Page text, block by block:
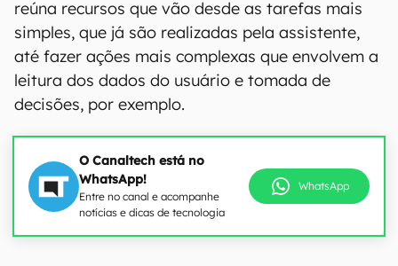
reúna recursos que vão desde as tarefas mais
simples, que já são realizadas pela assistente,
até fazer ações mais complexas que envolvem a
leitura dos dados do usuário e tomada de
decisões, por exemplo.
O Canaltech está no
WhatsApp!
Entre no canal e acompanhe
notícias e dicas de tecnologia
WhatsApp